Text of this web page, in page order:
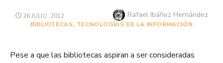
PUBLICADO
26 JULIO, 2012 Autor
Rafael Ibáñez Hernández
BIBLIOTECAS, TECNOLOGÍAS DE LA INFORMACIÓN
Pese a que las bibliotecas aspiran a ser consideradas